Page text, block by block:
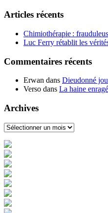
Articles récents
Chimiothérapie :
Luc Ferry rétablit les
Commentaires récents
Erwan dans Dieudonné
Verso dans La haine
Archives
Archives